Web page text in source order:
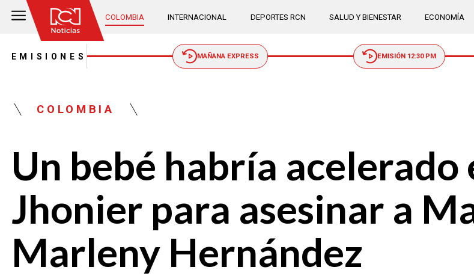
COLOMBIA INTERNACIONAL DEPORTES RCN SALUD Y BIENESTAR ECONOMÍA
EMISIONES MAÑANA EXPRESS EMISIÓN 12:30 PM
COLOMBIA
Un bebé habría acelerado
Jhonier para asesinar a
Marleny Hernández